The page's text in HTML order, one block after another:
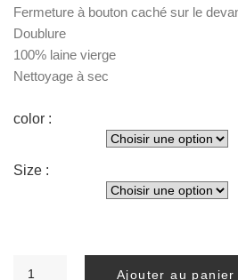
Fermeture à bouton caché sur le
Doublure
100% laine vierge
Nettoyage à sec
color :
Size :
Ajouter au panier